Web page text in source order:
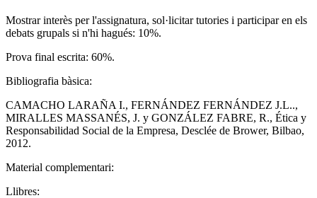
Mostrar interès per l'assignatura, sol·licitar tutories i participar en els
debats grupals si n'hi hagués: 10%.
Prova final escrita: 60%.
Bibliografia bàsica:
CAMACHO LARAÑA I., FERNÁNDEZ FERNÁNDEZ J.L..,
MIRALLES MASSANÉS, J. y GONZÁLEZ FABRE, R., Ética y
Responsabilidad Social de la Empresa, Desclée de Brower, Bilbao,
2012.
Material complementari:
Llibres: